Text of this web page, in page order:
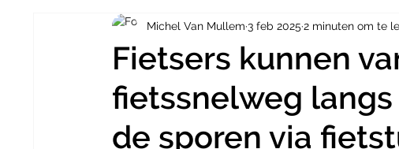
Fietsers kunnen
fietssnelweg
de sporen via
Michel Van Mullem 3 feb 2025 2 minuten om te